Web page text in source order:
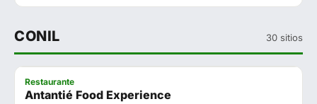
CONIL 30 sitios
Restaurante
Antantié Food Experience